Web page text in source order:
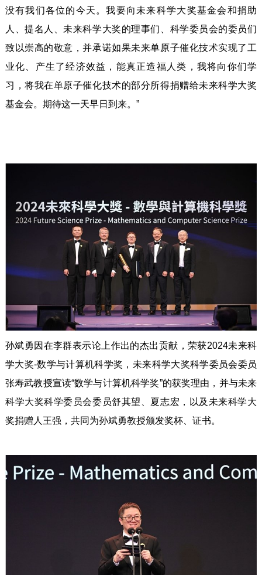
没有我们各位的今天。我要向未来科学大奖基金会和捐助
人、提名人、未来科学大奖的理事们、科学委员会的委员们
致以崇高的敬意，并承诺如果未来单原子催化技术实现了工
业化、产生了经济效益，能真正造福人类，我将向你们学
习，将我在单原子催化技术的部分所得捐赠给未来科学大奖
基金会。期待这一天早日到来。”
孙斌勇因在李群表示论上作出的杰出贡献，荣获2024未来科
学大奖-数学与计算机科学奖，未来科学大奖科学委员会委员
张寿武教授宣读“数学与计算机科学奖”的获奖理由，并与未来
科学大奖科学委员会委员舒其望、夏志宏，以及未来科学大
奖捐赠人王强，共同为孙斌勇教授颁发奖杯、证书。